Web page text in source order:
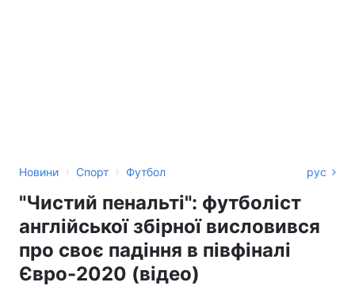
Новини › Спорт › Футбол рус
"Чистий пенальті": футболіст
англійської збірної висловився
про своє падіння в півфіналі
Євро-2020 (відео)